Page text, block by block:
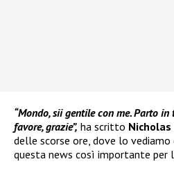
“Mondo, sii gentile con me. Parto
favore, grazie”, ha scritto
delle scorse ore, dove lo
questa news così importante per